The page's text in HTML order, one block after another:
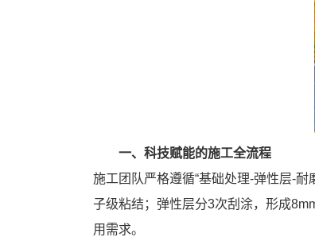
一、科技赋能的施工全流程
施工团队严格遵循“基础处理-弹性层-
子级粘结；弹性层分3次刮涂，形成
用需求‌。